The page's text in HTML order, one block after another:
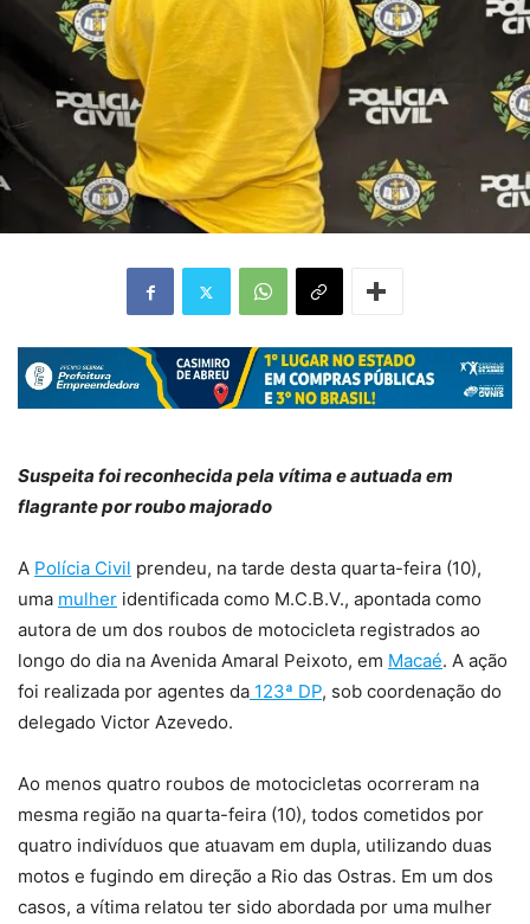
Suspeita foi reconhecida pela vítima e autuada em
flagrante por roubo majorado
A Polícia Civil prendeu, na tarde desta quarta-feira (10),
uma mulher identificada como M.C.B.V., apontada como
autora de um dos roubos de motocicleta registrados ao
longo do dia na Avenida Amaral Peixoto, em Macaé. A ação
foi realizada por agentes da 123ª DP, sob coordenação do
delegado Victor Azevedo.
Ao menos quatro roubos de motocicletas ocorreram na
mesma região na quarta-feira (10), todos cometidos por
quatro indivíduos que atuavam em dupla, utilizando duas
motos e fugindo em direção a Rio das Ostras. Em um dos
casos, a vítima relatou ter sido abordada por uma mulher